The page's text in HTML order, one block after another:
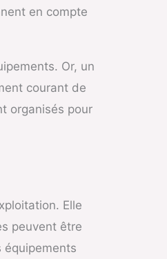
en compte
Or, un
courant de
organisés pour
Elle
peuvent être
équipements